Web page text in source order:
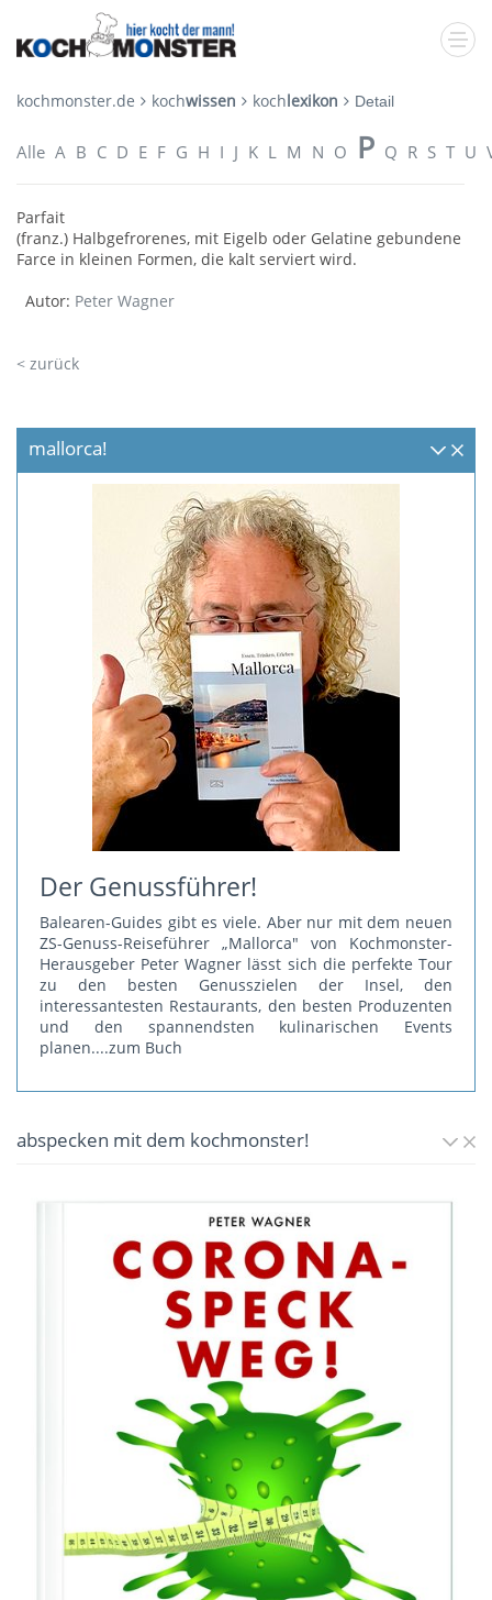
kochmonster.de kochwissen kochlexikon Detail
Alle A B C D E F G H I J K L M N O P Q R S T U
Parfait
(franz.) Halbgefrorenes, mit Eigelb oder Gelatine gebundene
Farce in kleinen Formen, die kalt serviert wird.
Autor: Peter Wagner
< zurück
mallorca!
Der Genussführer!
Balearen-Guides gibt es viele. Aber nur mit dem neuen
ZS-Genuss-Reiseführer „Mallorca" von Kochmonster-
Herausgeber Peter Wagner lässt sich die perfekte Tour
zu den besten Genusszielen der Insel, den
interessantesten Restaurants, den besten Produzenten
und den spannendsten kulinarischen Events
planen....zum Buch
abspecken mit dem kochmonster!